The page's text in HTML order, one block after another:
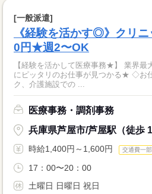
[一般派遣]
《経験を活かす◎》クリ
0円★週2〜OK
【経験を活かして医療事務★】 業界最
にピッタリのお仕事が見つかる★ ◇お仕事内容◇ 病院やクリニッ
ク、介護施設での ...
医療事務・調剤事務
兵庫県芦屋市/芦屋駅（徒歩
時給1,400円～1,600円 交通費一
17：00〜20：00
土曜日 日曜日 祝日